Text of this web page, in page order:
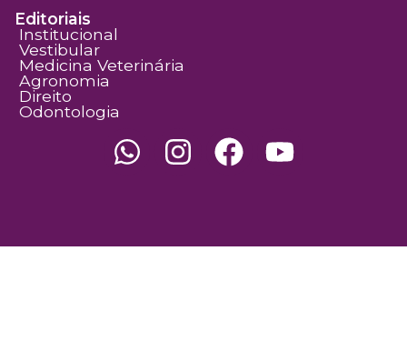
Editoriais
Institucional
Vestibular
Medicina Veterinária
Agronomia
Direito
Odontologia